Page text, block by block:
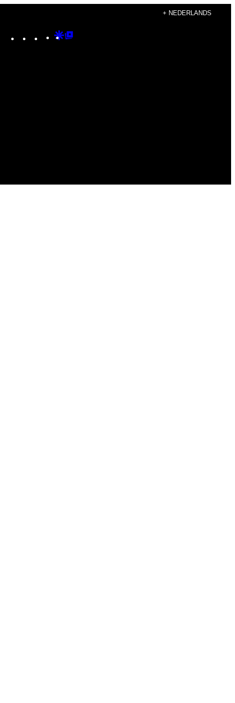
+ NEDERLANDS
Instagram
TikTokYouTube
Google